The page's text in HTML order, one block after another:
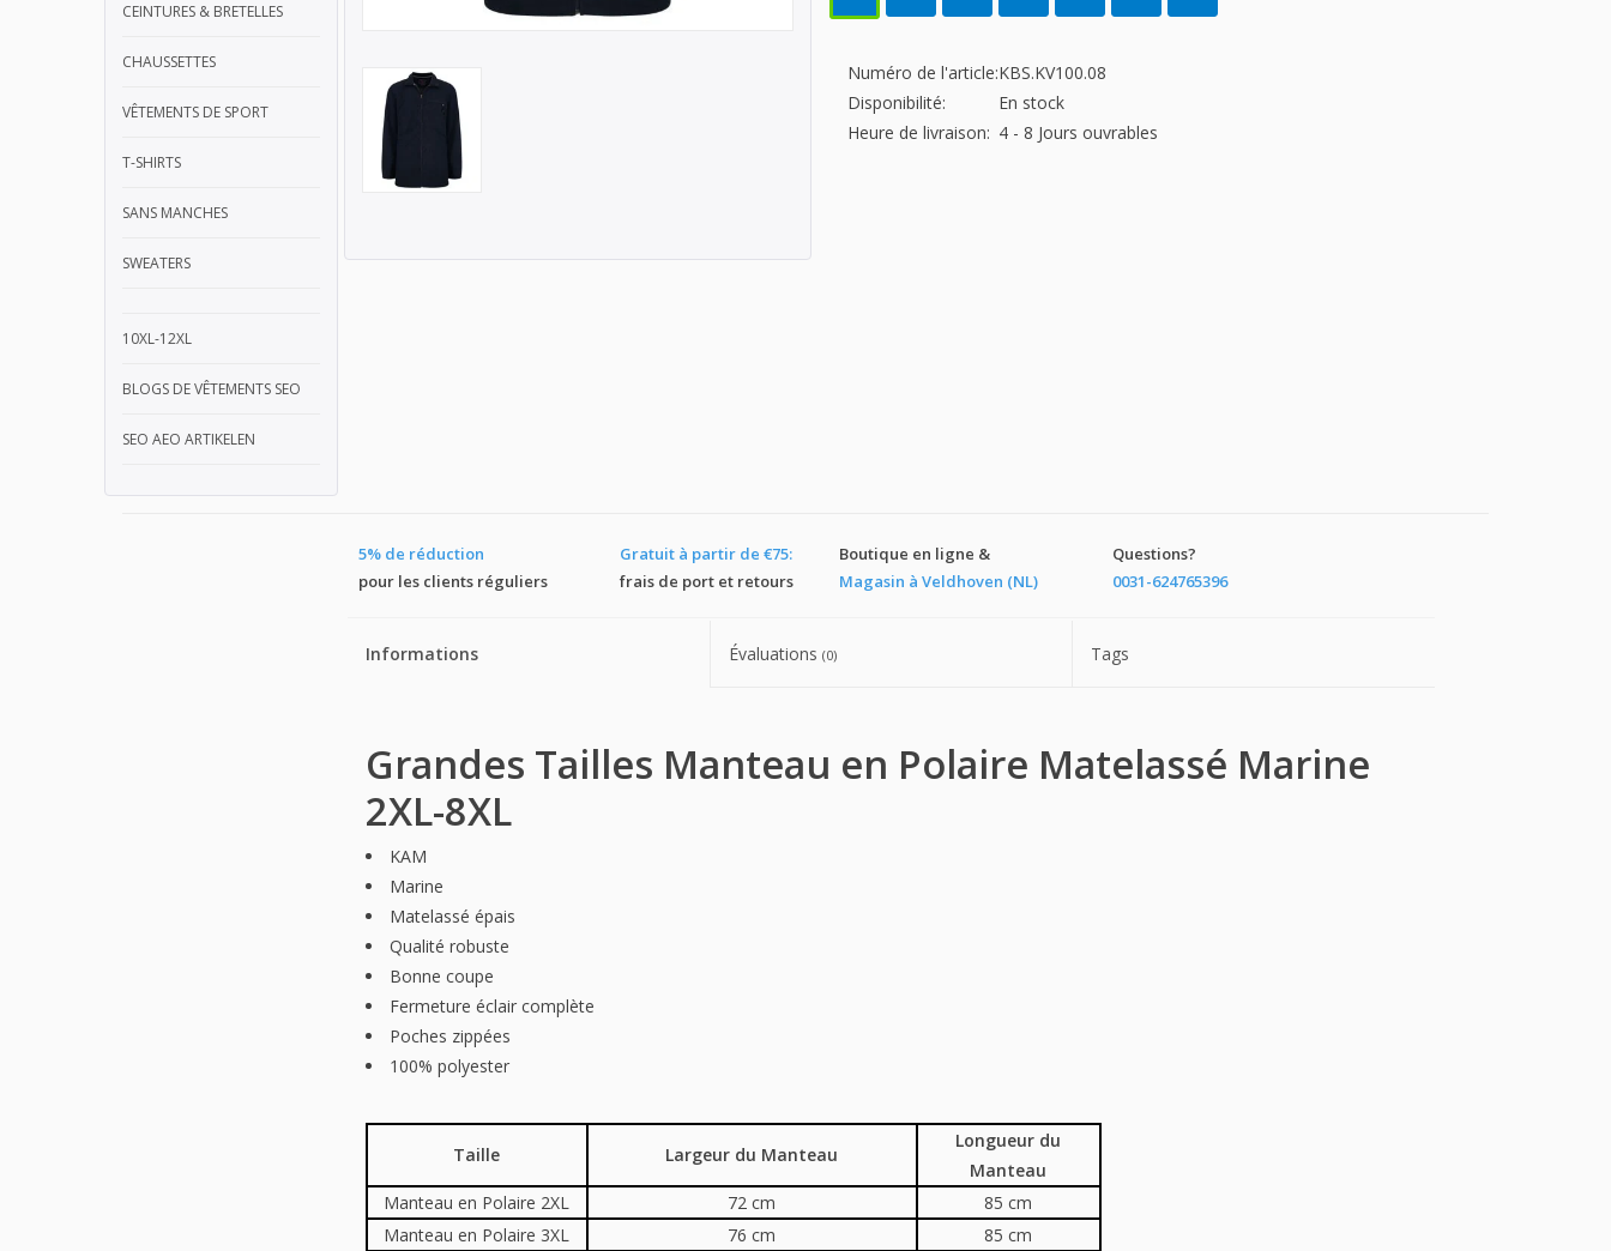
CEINTURES & BRETELLES
CHAUSSETTES
VÊTEMENTS DE SPORT
T-SHIRTS
SANS MANCHES
SWEATERS
10XL-12XL
BLOGS DE VÊTEMENTS SEO
SEO AEO ARTIKELEN
Numéro de l'article:KBS.KV100.08
Disponibilité:
En stock
Heure de livraison: 4 - 8 Jours ouvrables
5% de réduction
pour les clients réguliers
Gratuit à partir de €75:
frais de port et retours
Boutique en ligne &
Magasin à Veldhoven (NL)
Questions?
0031-624765396
Informations Évaluations (0) Tags
Grandes Tailles Manteau en Polaire Matelassé Marine
2XL-8XL
KAM
Marine
Matelassé épais
Qualité robuste
Bonne coupe
Fermeture éclair complète
Poches zippées
100% polyester
Taille Largeur du Manteau
Longueur du
Manteau
Manteau en Polaire 2XL
72 cm
85 cm
Manteau en Polaire 3XL
76 cm
85 cm